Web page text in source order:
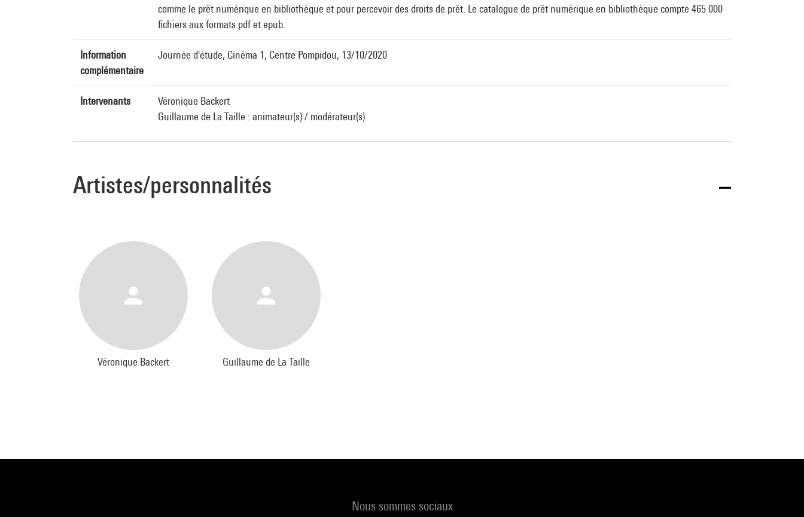
comme le prêt numérique en bibliothèque et pour percevoir des droits de prêt. Le catalogue de prêt numérique en bibliothèque compte 465 000
fichiers aux formats pdf et epub.
Information
complémentaire
Journée d'étude, Cinéma 1, Centre Pompidou, 13/10/2020
Intervenants
Véronique Backert
Guillaume de La Taille : animateur(s) / modérateur(s)
Artistes/personnalités
Véronique Backert Guillaume de La Taille
Nous sommes sociaux